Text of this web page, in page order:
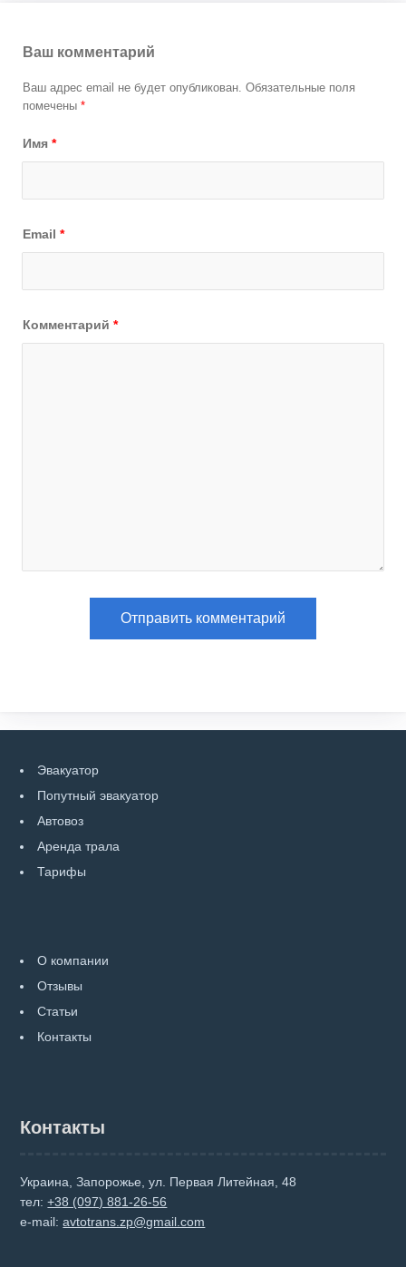
Ваш комментарий
Ваш адрес email не будет опубликован. Обязательные поля
помечены *
Имя *
Email *
Комментарий *
Эвакуатор
Попутный эвакуатор
Автовоз
Аренда трала
Тарифы
О компании
Отзывы
Статьи
Контакты
Контакты
Украина, Запорожье, ул. Первая Литейная, 48
тел:+38 (097) 881-26-56
e-mail:avtotrans.zp@gmail.com